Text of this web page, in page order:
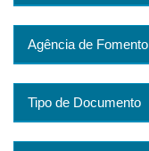
Agência de Fomento
Tipo de Documento